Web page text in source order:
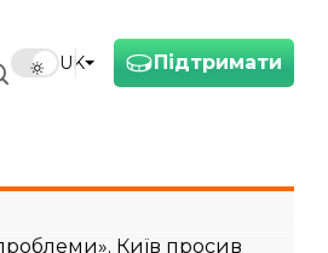
Підтримати
UK
Київ просив